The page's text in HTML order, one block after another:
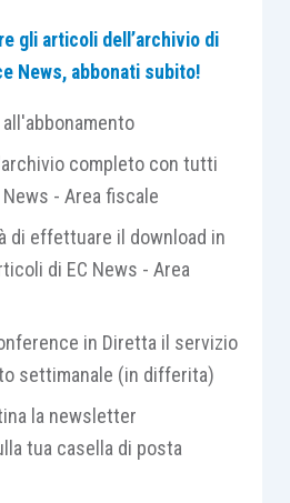
comma 1, D.L. 73/2021
2021 al 31 Luglio 2021 il
. Restano immutati i
di utilizzo: il credito
chele imprese turistico
viaggio e tour operator
diminuzione del fatturato o
nel mese di riferimento
il 50 per cento rispetto
2019
gli articoli dell’archivio di
News, abbonati subito!
all'abbonamento
completo con tutti
- Area fiscale
di effettuare il download in
di EC News - Area
in Diretta il servizio
settimanale (in differita)
la newsletter
tua casella di posta